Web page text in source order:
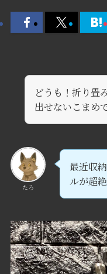
どうも！折り畳
出せないこまめ
たろ
最近収
ルが超